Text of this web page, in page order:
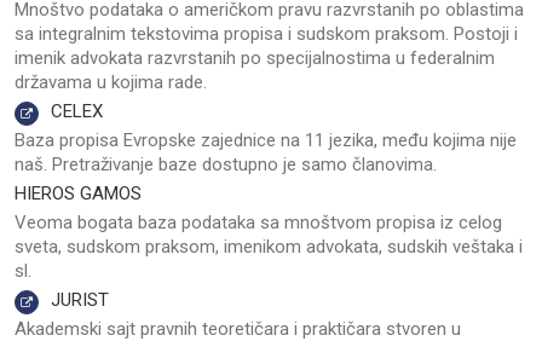
Mnoštvo podataka o američkom pravu razvrstanih po oblastima
sa integralnim tekstovima propisa i sudskom praksom. Postoji i
imenik advokata razvrstanih po specijalnostima u federalnim
državama u kojima rade.
CELEX
Baza propisa Evropske zajednice na 11 jezika, među kojima nije
naš. Pretraživanje baze dostupno je samo članovima.
HIEROS GAMOS
Veoma bogata baza podataka sa mnoštvom propisa iz celog
sveta, sudskom praksom, imenikom advokata, sudskih veštaka i
sl.
JURIST
Akademski sajt pravnih teoretičara i praktičara stvoren u